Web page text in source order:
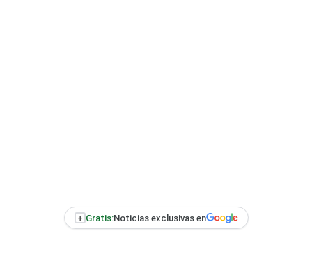
+ Gratis:Noticias exclusivas en